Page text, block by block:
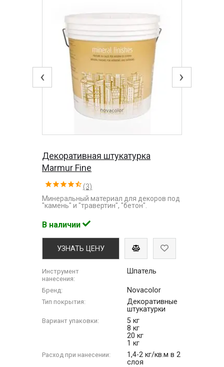
‹ ›
Декоративная штукатурка
Marmur Fine
(3)
Минеральный материал для декоров под
"камень" и "травертин", "бетон".
В наличии
УЗНАТЬ ЦЕНУ
Инструмент
нанесения:
Шпатель
Бренд: Novacolor
Тип покрытия:
Декоративные
штукатурки
Вариант упаковки:
5 кг
8 кг
20 кг
1 кг
Расход при нанесении:
1,4-2 кг/кв.м в 2
слоя